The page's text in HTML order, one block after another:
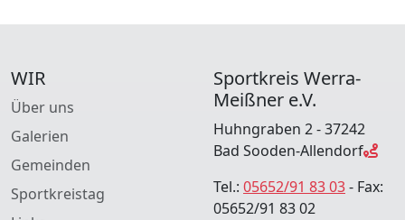
WIR
Über uns
Galerien
Gemeinden
Sportkreistag
Sportkreis Werra-
Meißner e.V.
Huhngraben 2 - 37242
Bad Sooden-Allendorf
Tel.: 05652/91 83 03- Fax:
05652/91 83 02